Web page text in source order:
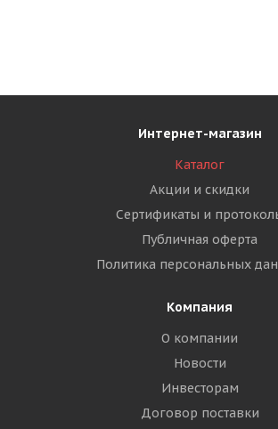
Интернет-магазин
Каталог
Акции и скидки
Сертификаты и
Публичная оферта
Политика персональных
Компания
О компании
Новости
Инвесторам
Договор поставки